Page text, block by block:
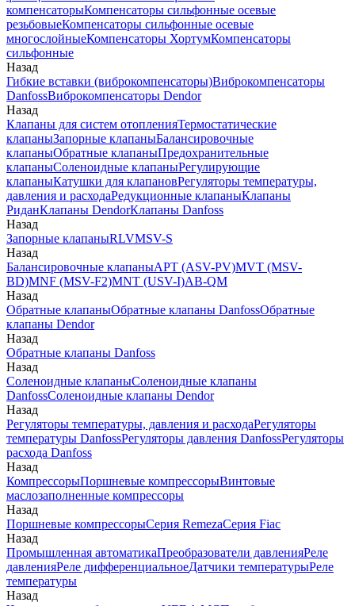
компенсаторыКомпенсаторы сильфонные осевые
резьбовыеКомпенсаторы сильфонные осевые
многослойныеКомпенсаторы ХортумКомпенсаторы
сильфонные
Назад
Гибкие вставки (виброкомпенсаторы)Виброкомпенсаторы
DanfossВиброкомпенсаторы Dendor
Назад
Клапаны для систем отопленияТермостатические
клапаныЗапорные клапаныБалансировочные
клапаныОбратные клапаныПредохранительные
клапаныСоленоидные клапаныРегулирующие
клапаныКатушки для клапановРегуляторы температуры,
давления и расходаРедукционные клапаныКлапаны
РиданКлапаны DendorКлапаны Danfoss
Назад
Запорные клапаныRLVMSV-S
Назад
Балансировочные клапаныAPT (ASV-PV)MVT (MSV-
BD)MNF (MSV-F2)MNT (USV-I)AB-QM
Назад
Обратные клапаныОбратные клапаны DanfossОбратные
клапаны Dendor
Назад
Обратные клапаны Danfoss
Назад
Соленоидные клапаныСоленоидные клапаны
DanfossСоленоидные клапаны Dendor
Назад
Регуляторы температуры, давления и расходаРегуляторы
температуры DanfossРегуляторы давления DanfossРегуляторы
расхода Danfoss
Назад
КомпрессорыПоршневые компрессорыВинтовые
маслозаполненные компрессоры
Назад
Поршневые компрессорыСерия RemezaСерия Fiac
Назад
Промышленная автоматикаПреобразователи давленияРеле
давленияРеле дифференциальноеДатчики температурыРеле
температуры
Назад